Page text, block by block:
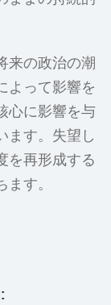
来の政治の潮
よって影響を
心に影響を与
ます。失望し
を再形成する
す。